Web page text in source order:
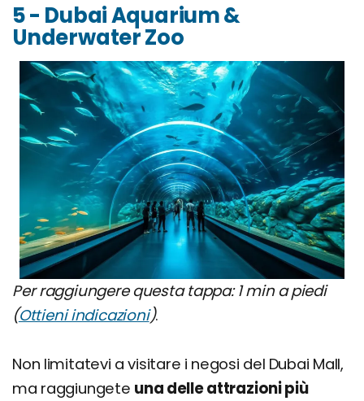
5 - Dubai Aquarium &
Underwater Zoo
Per raggiungere questa tappa: 1 min a piedi
(Ottieni indicazioni).
Non limitatevi a visitare i negosi del Dubai Mall,
ma raggiungete una delle attrazioni più